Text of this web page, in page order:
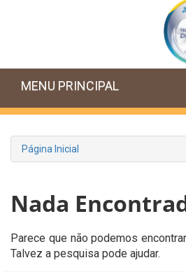
MENU PRINCIPAL
Página Inicial
Nada
Parece que não podemos
Talvez a pesquisa pode ajudar.